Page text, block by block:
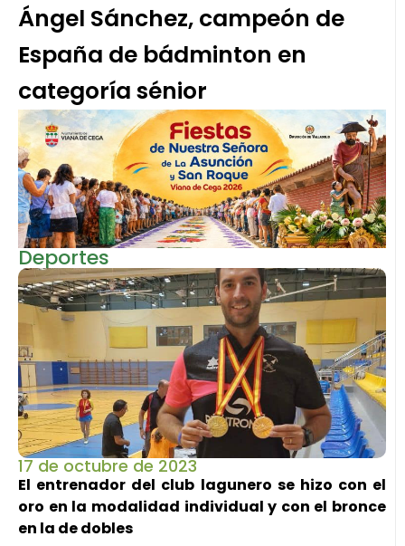
Ángel Sánchez, campeón de
España de bádminton en
categoría sénior
Deportes
17 de octubre de 2023
El entrenador del club lagunero se hizo con el
oro en la modalidad individual y con el bronce
en la de dobles